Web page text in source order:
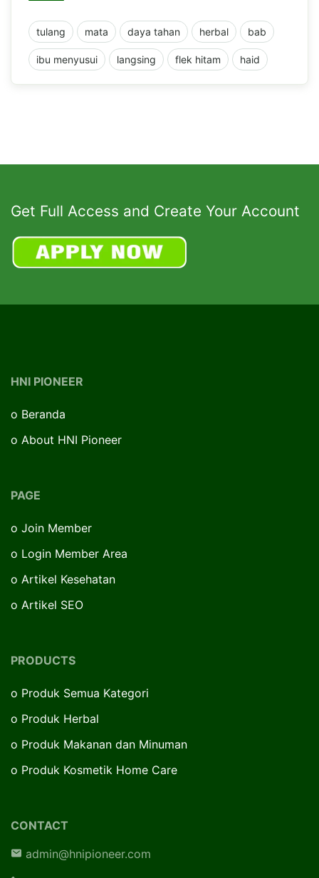
tulang mata daya tahan herbal bab
ibu menyusui langsing flek hitam haid
Get Full Access and Create Your Account
HNI PIONEER
o Beranda
o About HNI Pioneer
PAGE
o Join Member
o Login Member Area
o Artikel Kesehatan
o Artikel SEO
PRODUCTS
o Produk Semua Kategori
o Produk Herbal
o Produk Makanan dan Minuman
o Produk Kosmetik Home Care
CONTACT
admin@hnipioneer.com